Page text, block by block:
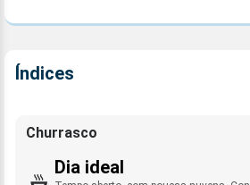
Índices
Churrasco
Dia ideal